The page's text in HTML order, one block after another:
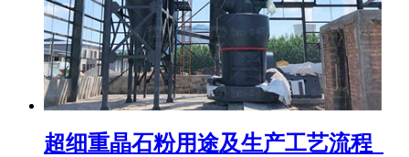
超细重晶石粉用途及生产工艺流程_